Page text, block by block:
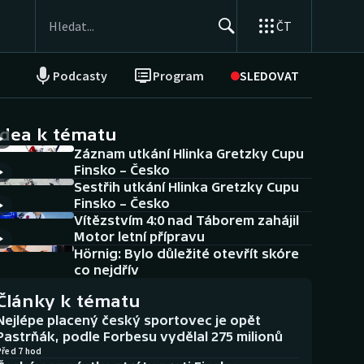
ČT
Podcasty Program SLEDOVAT
NEPŘEHLÉDNĚTE
Historické návraty
Aplikace ČT sport
AZ kvíz
k tématu
Záznam utkání Hlinka Gretzky Cupu
Finsko – Česko
Sestřih utkání Hlinka Gretzky Cupu
Finsko – Česko
Vítězstvím 4:0 nad Táborem zahájil
Motor letní přípravu
Hörnig: Bylo důležité otevřít skóre
co nejdřív
k tématu
placený český sportovec je opět
podle Forbesu vydělal 275 milionů
7 hod